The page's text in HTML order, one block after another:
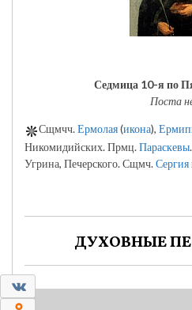
0
Седмица 10-я по
Поста
Сщмчч.Ермолая(икона),
Никомидийских. Прмц.Параскевы
Угрина, Печерского. Сщмч.Сергия
ДУХОВНЫЕ